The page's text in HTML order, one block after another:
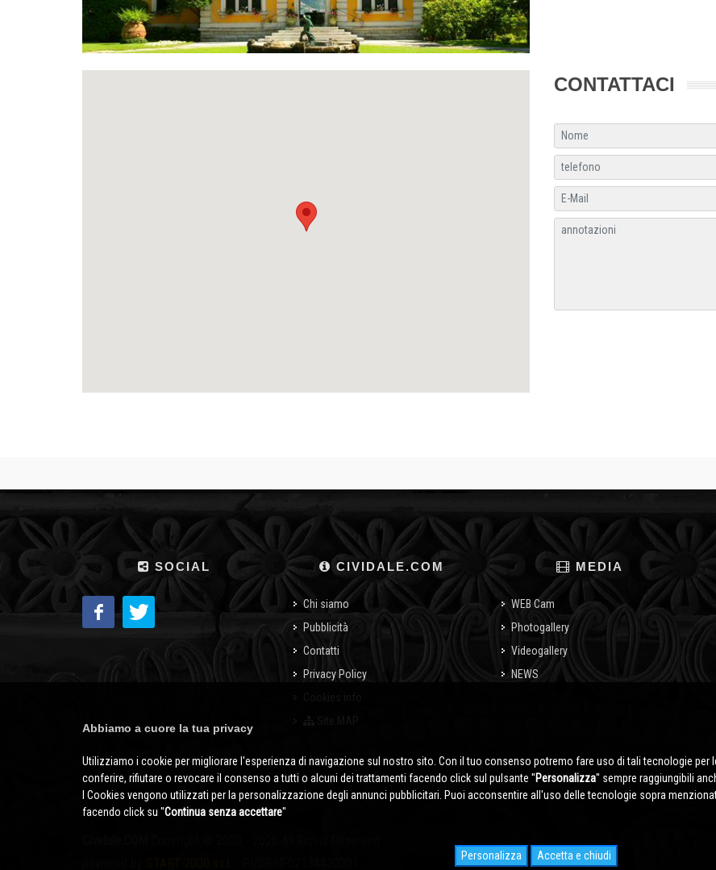
CONTATTACI
SOCIAL CIVIDALE.COM
Chi siamo
Pubblicità
Contatti
Privacy Policy
MEDIA
WEB Cam
Photogallery
Videogallery
NEWS
Abbiamo a cuore la tua privacy
Utilizziamo i cookie per migliorare l'esperienza di navigazione sul nostro sito. Con il tuo consenso potremo fare uso di tali tecnologie per
conferire, rifiutare o revocare il consenso a tutti o alcuni dei trattamenti facendo click sul pulsante ''Personalizza'' sempre raggiungibili
I Cookies vengono utilizzati per la personalizzazione degli annunci pubblicitari. Puoi acconsentire all'uso delle tecnologie sopra
facendo click su ''Continua senza accettare''
Personalizza Accetta e chiudi